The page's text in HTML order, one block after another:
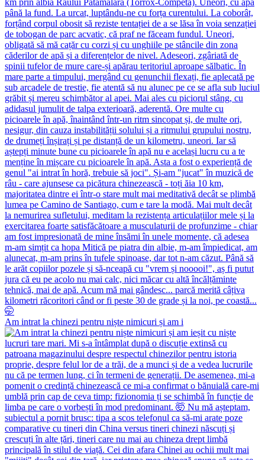
Am intrat la chinezi pentru niște nimicuri și am i